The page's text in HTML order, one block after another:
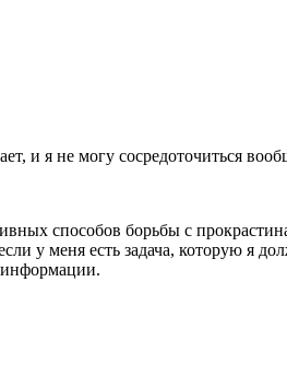
и я не могу сосредоточиться
способов борьбы с
у меня есть задача, которую я
информации.